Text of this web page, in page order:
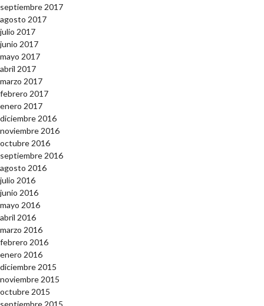
septiembre 2017
agosto 2017
julio 2017
junio 2017
mayo 2017
abril 2017
marzo 2017
febrero 2017
enero 2017
diciembre 2016
noviembre 2016
octubre 2016
septiembre 2016
agosto 2016
julio 2016
junio 2016
mayo 2016
abril 2016
marzo 2016
febrero 2016
enero 2016
diciembre 2015
noviembre 2015
octubre 2015
septiembre 2015